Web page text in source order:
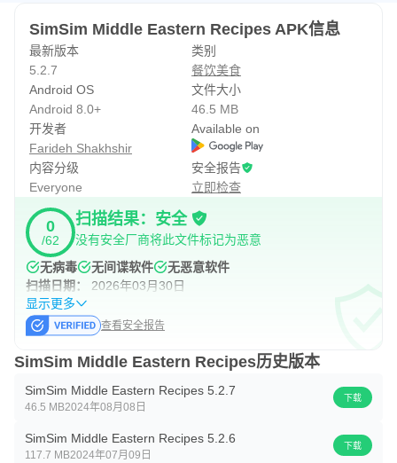
我们希望您喜欢使用 SimSim 烹饪。如果您有任何问题或意
见，请通过
info@simsimrecipes.com与我们联系
萨赫泰因！ （祝你胃口好）
SimSim Middle Eastern Recipes APK信息
最新版本
5.2.7
类别
餐饮美食
Android OS
Android 8.0+
文件大小
46.5 MB
开发者
Farideh Shakhshir
Available on
内容分级
Everyone
安全报告
立即检查
0
/62
扫描结果：安全
没有安全厂商将此文件标记为恶意
无病毒
无间谍软件
无恶意软件
扫描日期：
2026年03月30日
显示更多
查看安全报告
SimSim Middle Eastern Recipes历史版本
SimSim Middle Eastern Recipes 5.2.7
46.5 MB2024年08月08日
下载
SimSim Middle Eastern Recipes 5.2.6
117.7 MB2024年07月09日
下载